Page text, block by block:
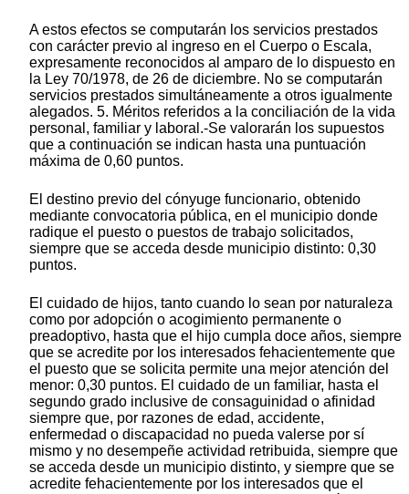
A estos efectos se computarán los servicios prestados
con carácter previo al ingreso en el Cuerpo o Escala,
expresamente reconocidos al amparo de lo dispuesto en
la Ley 70/1978, de 26 de diciembre. No se computarán
servicios prestados simultáneamente a otros igualmente
alegados. 5. Méritos referidos a la conciliación de la vida
personal, familiar y laboral.-Se valorarán los supuestos
que a continuación se indican hasta una puntuación
máxima de 0,60 puntos.
El destino previo del cónyuge funcionario, obtenido
mediante convocatoria pública, en el municipio donde
radique el puesto o puestos de trabajo solicitados,
siempre que se acceda desde municipio distinto: 0,30
puntos.
El cuidado de hijos, tanto cuando lo sean por naturaleza
como por adopción o acogimiento permanente o
preadoptivo, hasta que el hijo cumpla doce años, siempre
que se acredite por los interesados fehacientemente que
el puesto que se solicita permite una mejor atención del
menor: 0,30 puntos. El cuidado de un familiar, hasta el
segundo grado inclusive de consaguinidad o afinidad
siempre que, por razones de edad, accidente,
enfermedad o discapacidad no pueda valerse por sí
mismo y no desempeñe actividad retribuida, siempre que
se acceda desde un municipio distinto, y siempre que se
acredite fehacientemente por los interesados que el